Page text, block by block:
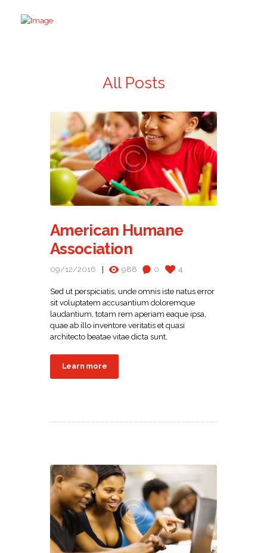
All Posts
American Humane
Association
09/12/2016 988 0 4
Sed ut perspiciatis, unde omnis iste natus error
sit voluptatem accusantium doloremque
laudantium, totam rem aperiam eaque ipsa,
quae ab illo inventore veritatis et quasi
architecto beatae vitae dicta sunt,
Learn more